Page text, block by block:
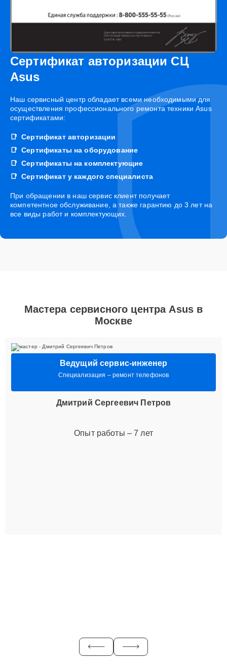
Сертификат авторизации СЦ
Asus
Наш сервисный центр обладает всеми необходимыми для
осуществления профессионального ремонта техники Asus
сертификатами:
Сертификат авторизации
Сертификаты на оборудование
Сертификаты на комплектующие
Сертификат у каждого специалиста
При обращении в наш сервис клиент получает
компетентное обслуживание, а также гарантию до 3 лет на
все виды работ и комплектующих.
Мастера сервисного центра Asus в
Москве
Ведущий сервис-инженер
Специализация – ремонт телефонов
Дмитрий Сергеевич Петров
Опыт работы – 7 лет